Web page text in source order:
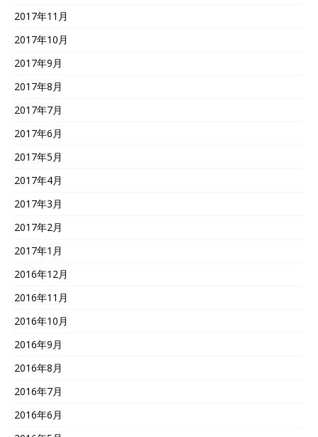
2017年11月
2017年10月
2017年9月
2017年8月
2017年7月
2017年6月
2017年5月
2017年4月
2017年3月
2017年2月
2017年1月
2016年12月
2016年11月
2016年10月
2016年9月
2016年8月
2016年7月
2016年6月